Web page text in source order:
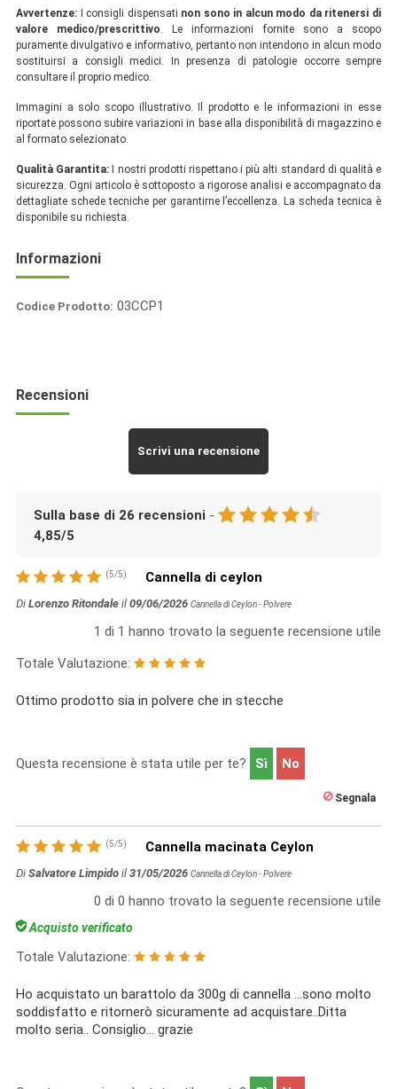
Avvertenze: I consigli dispensati non sono in alcun modo da ritenersi di
valore medico/prescrittivo. Le informazioni fornite sono a scopo
puramente divulgativo e informativo, pertanto non intendono in alcun modo
sostituirsi a consigli medici. In presenza di patologie occorre sempre
consultare il proprio medico.
Immagini a solo scopo illustrativo. Il prodotto e le informazioni in esse
riportate possono subire variazioni in base alla disponibilità di magazzino e
al formato selezionato.
Qualità Garantita: I nostri prodotti rispettano i più alti standard di qualità e
sicurezza. Ogni articolo è sottoposto a rigorose analisi e accompagnato da
dettagliate schede tecniche per garantirne l’eccellenza. La scheda tecnica è
disponibile su richiesta.
Informazioni
Codice Prodotto: 03CCP1
Recensioni
Scrivi una recensione
Sulla base di 26 recensioni -
4,85/5
(5/5) Cannella di ceylon
Di Lorenzo Ritondale il 09/06/2026 Cannella di Ceylon - Polvere
1 di 1 hanno trovato la seguente recensione utile
Totale Valutazione:
Ottimo prodotto sia in polvere che in stecche
Questa recensione è stata utile per te? Sì No
Segnala
(5/5) Cannella macinata Ceylon
Di Salvatore Limpido il 31/05/2026 Cannella di Ceylon - Polvere
0 di 0 hanno trovato la seguente recensione utile
Acquisto verificato
Totale Valutazione:
Ho acquistato un barattolo da 300g di cannella ...sono molto
soddisfatto e ritornerò sicuramente ad acquistare..Ditta
molto seria.. Consiglio... grazie